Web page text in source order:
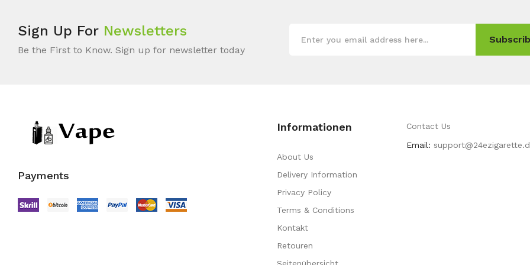
Sign Up For Newsletters
Be the First to Know. Sign up for newsletter today
Payments
Informationen
About Us
Delivery Information
Privacy Policy
Terms & Conditions
Kontakt
Retouren
Contact Us
Email: